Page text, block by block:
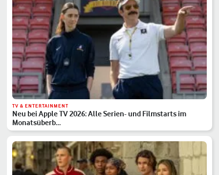
TV & ENTERTAINMENT
Neu bei Apple TV 2026: Alle Serien- und Filmstarts im
Monatsüberb…